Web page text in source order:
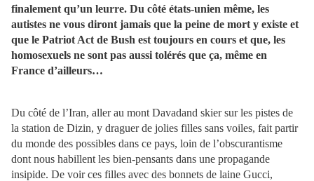
finalement qu’un leurre. Du côté états-unien même, les
autistes ne vous diront jamais que la peine de mort y existe et
que le Patriot Act de Bush est toujours en cours et que, les
homosexuels ne sont pas aussi tolérés que ça, même en
France d’ailleurs…
Du côté de l’Iran, aller au mont Davadand skier sur les pistes de
la station de Dizin, y draguer de jolies filles sans voiles, fait partir
du monde des possibles dans ce pays, loin de l’obscurantisme
dont nous habillent les bien-pensants dans une propagande
insipide. De voir ces filles avec des bonnets de laine Gucci,